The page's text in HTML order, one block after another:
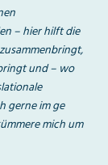
– hier hilft die
und – wo
gerne im ge
mich um